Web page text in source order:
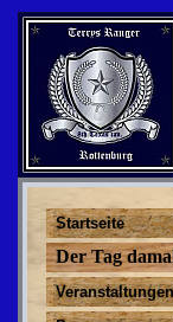
Startseite
Der Tag
Veranstaltungen